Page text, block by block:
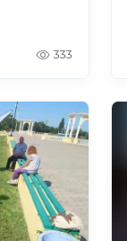
333